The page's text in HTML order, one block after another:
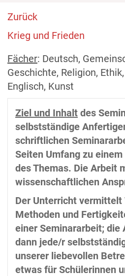
Zurück
Krieg und Frieden
Fächer: Deutsch,
Geschichte, Religion,
Englisch, Kunst
Ziel und Inhalt des
selbstständige
schriftlichen
Seiten Umfang zu
des Themas. Die Arbeit
wissenschaftlichen
Der Unterricht vermittelt
Methoden und
einer Seminararbeit; die
dann jede/r
unserer liebevollen
etwas für Schülerinnen